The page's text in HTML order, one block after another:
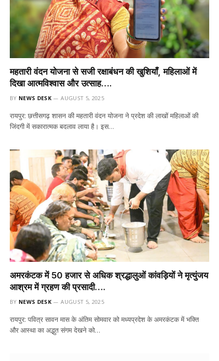
महतारी वंदन योजना से सजी रक्षाबंधन की खुशियाँ, महिलाओं में
दिखा आत्मविश्वास और उत्साह….
BY NEWS DESK AUGUST 5, 2025
रायपुर: छत्तीसगढ़ शासन की महतारी वंदन योजना ने प्रदेश की लाखों महिलाओं की
जिंदगी में सकारात्मक बदलाव लाया है। इस…
अमरकंटक में 50 हजार से अधिक श्रद्धालुओं कांवड़ियों ने मृत्युंजय
आश्रम में ग्रहण की प्रसादी….
BY NEWS DESK AUGUST 5, 2025
रायपुर: पवित्र सावन मास के अंतिम सोमवार को मध्यप्रदेश के अमरकंटक में भक्ति
और आस्था का अद्भुत संगम देखने को…